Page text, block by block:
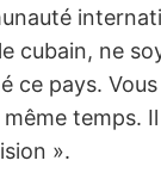
cubain, ne
ce pays.
temps.
».